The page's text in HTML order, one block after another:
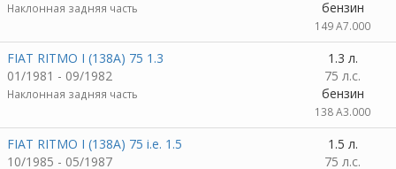
Наклонная задняя часть
бензин
149 A7.000
FIAT RITMO I (138A) 75 1.3
01/1981 - 09/1982
Наклонная задняя часть
1.3 л.
75 л.с.
бензин
138 A3.000
FIAT RITMO I (138A) 75 i.e. 1.5
10/1985 - 05/1987
1.5 л.
75 л.с.